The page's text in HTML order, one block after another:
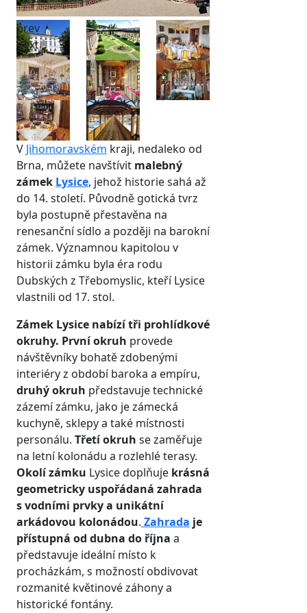
prev
next
V Jihomoravském kraji, nedaleko od
Brna, můžete navštívit malebný
zámek Lysice, jehož historie sahá až
do 14. století. Původně gotická tvrz
byla postupně přestavěna na
renesanční sídlo a později na barokní
zámek. Významnou kapitolou v
historii zámku byla éra rodu
Dubských z Třebomyslic, kteří Lysice
vlastnili od 17. stol.
Zámek Lysice nabízí tři prohlídkové
okruhy. První okruh provede
návštěvníky bohatě zdobenými
interiéry z období baroka a empíru,
druhý okruh představuje technické
zázemí zámku, jako je zámecká
kuchyně, sklepy a také místnosti
personálu. Třetí okruh se zaměřuje
na letní kolonádu a rozlehlé terasy.
Okolí zámku Lysice doplňuje krásná
geometricky uspořádaná zahrada
s vodními prvky a unikátní
arkádovou kolonádou. Zahrada je
přístupná od dubna do října a
představuje ideální místo k
procházkám, s možností obdivovat
rozmanité květinové záhony a
historické fontány.